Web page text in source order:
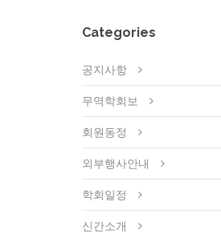
Categories
공지사항
무역학회보
회원동정
외부행사안내
학회일정
신간소개